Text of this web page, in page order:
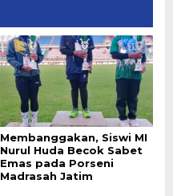
Membanggakan, Siswi MI
Nurul Huda Becok Sabet
Emas pada Porseni
Madrasah Jatim